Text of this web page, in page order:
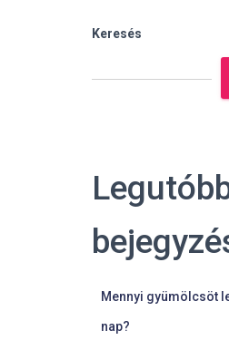
Keresés
Mennyi gyümölcsöt
nap?